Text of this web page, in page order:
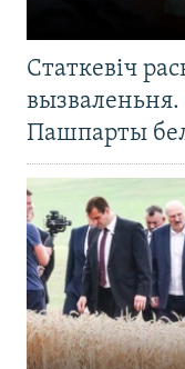
Статкевіч
вызваленьня.
Пашпарты